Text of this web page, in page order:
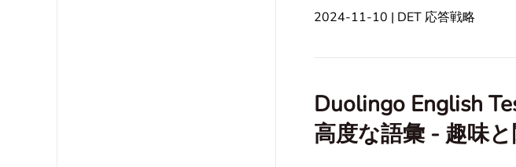
および歴史的トピック 旅行と地理 健康とウェルネス エンターテインメントとメディア 倫理
2024-11-10 | DET 応答戦略
Duolingo English
高度な語彙 - 趣味